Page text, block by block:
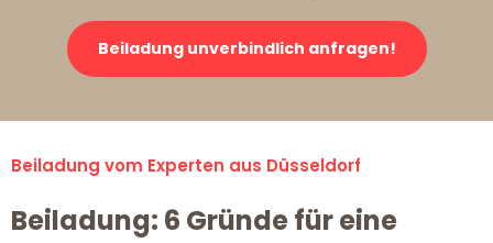
Beiladung unverbindlich anfragen!
Beiladung vom Experten aus Düsseldorf
Beiladung: 6 Gründe für eine